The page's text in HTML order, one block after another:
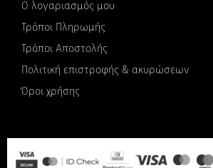
Ο λογαριασμός μου
Τρόποι Πληρωμής
Τρόποι Αποστολής
Πολιτική επιστροφής & ακυρώσεων
Όροι χρήσης